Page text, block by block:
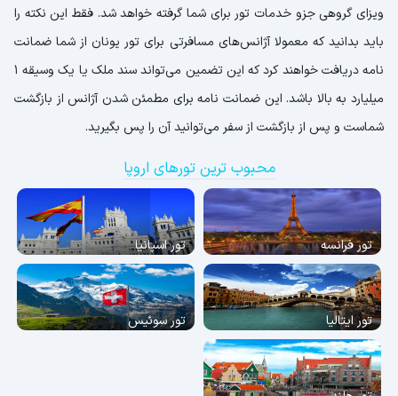
ویزای گروهی جزو خدمات تور برای شما گرفته خواهد شد. فقط این نکته را
باید بدانید که معمولا آژانس‌های مسافرتی برای تور یونان از شما ضمانت
نامه دریافت خواهند کرد که این تضمین می‌تواند سند ملک یا یک وسیقه 1
میلیارد به بالا باشد. این ضمانت نامه برای مطمئن شدن آژانس از بازگشت
شماست و پس از بازگشت از سفر می‌توانید آن را پس بگیرید.
محبوب ترین تورهای اروپا
تور فرانسه تور اسپانیا
تور ایتالیا تور سوئیس